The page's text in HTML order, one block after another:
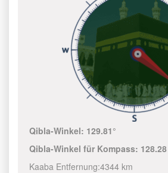
Qibla-Winkel: 129.81°
Qibla-Winkel für Kompass: 128.28
Kaaba Entfernung:4344 km